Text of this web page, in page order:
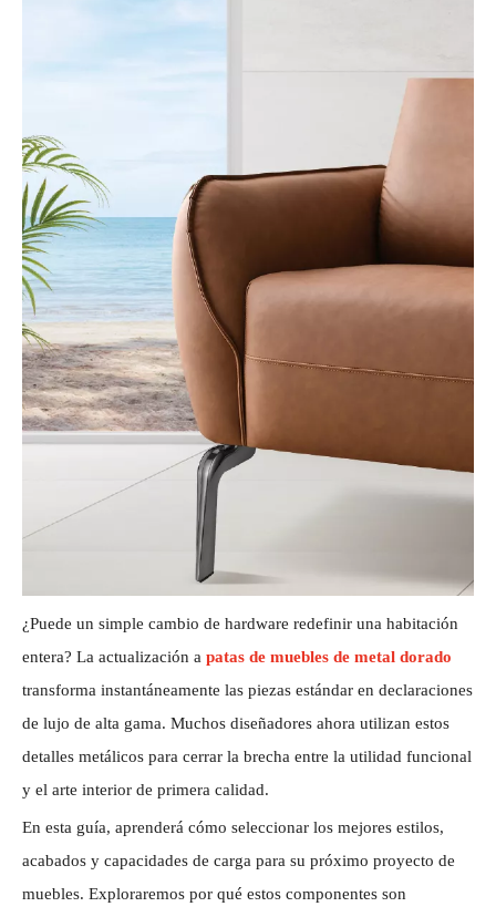
¿Puede un simple cambio de hardware redefinir una habitación
entera? La actualización a patas de muebles de metal dorado
transforma instantáneamente las piezas estándar en declaraciones
de lujo de alta gama. Muchos diseñadores ahora utilizan estos
detalles metálicos para cerrar la brecha entre la utilidad funcional
y el arte interior de primera calidad.
En esta guía, aprenderá cómo seleccionar los mejores estilos,
acabados y capacidades de carga para su próximo proyecto de
muebles. Exploraremos por qué estos componentes son